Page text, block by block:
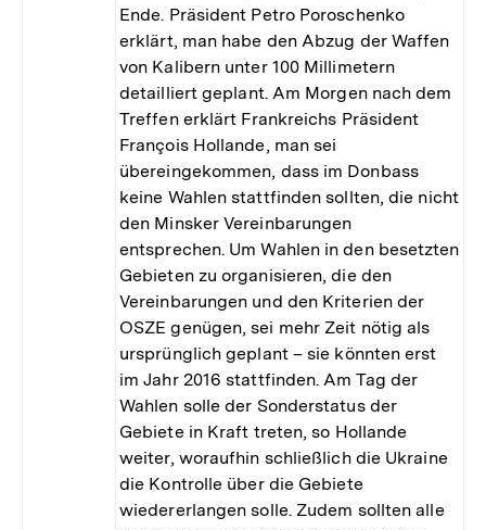
Ende. Präsident Petro Poroschenko
erklärt, man habe den Abzug der Waffen
von Kalibern unter 100 Millimetern
detailliert geplant. Am Morgen nach dem
Treffen erklärt Frankreichs Präsident
François Hollande, man sei
übereingekommen, dass im Donbass
keine Wahlen stattfinden sollten, die nicht
den Minsker Vereinbarungen
entsprechen. Um Wahlen in den besetzten
Gebieten zu organisieren, die den
Vereinbarungen und den Kriterien der
OSZE genügen, sei mehr Zeit nötig als
ursprünglich geplant – sie könnten erst
im Jahr 2016 stattfinden. Am Tag der
Wahlen solle der Sonderstatus der
Gebiete in Kraft treten, so Hollande
weiter, woraufhin schließlich die Ukraine
die Kontrolle über die Gebiete
wiedererlangen solle. Zudem sollten alle